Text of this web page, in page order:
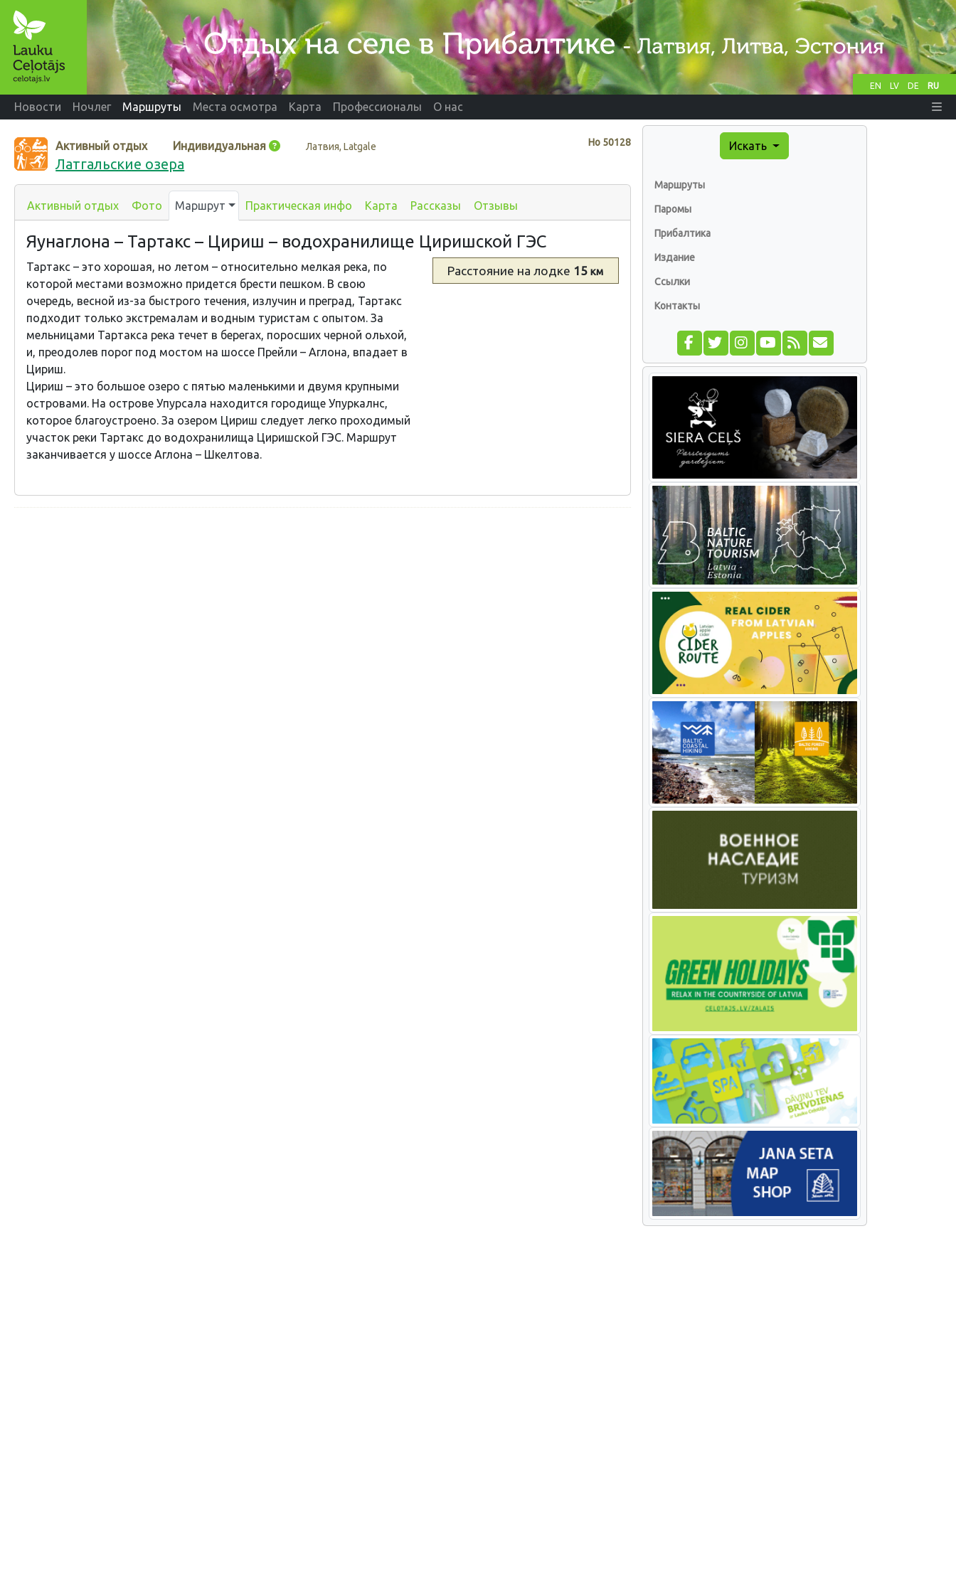
EN LV DE RU
Новости Ночлег Маршруты Места осмотра Карта Профессионалы О нас
Нo 50128
Активный отдых Индивидуальная Латвия, Latgale
Латгальские озера
Активный отдых Фото Маршрут Практическая инфо Карта Рассказы Отзывы
Яунаглона – Тартакс – Цириш – водохранилище Циришской ГЭС
Тартакс – это хорошая, но летом – относительно мелкая река, по
которой местами возможно придется брести пешком. В свою
очередь, весной из-за быстрого течения, излучин и преград, Тартакс
подходит только экстремалам и водным туристам с опытом. За
мельницами Тартакса река течет в берегах, поросших черной ольхой,
и, преодолев порог под мостом на шоссе Прейли – Аглона, впадает в
Цириш.
Цириш – это большое озеро с пятью маленькими и двумя крупными
островами. На острове Упурсала находится городище Упуркалнс,
которое благоустроено. За озером Цириш следует легко проходимый
участок реки Тартакс до водохранилища Циришской ГЭС. Маршрут
заканчивается у шоссе Аглона – Шкелтова.
Расстояние на лодке 15 км
Искать
Маршруты
Паромы
Прибалтика
Издание
Ссылки
Контакты